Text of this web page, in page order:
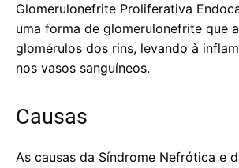
Glomerulonefrite Proliferativa
uma forma de glomerulonefrite que
glomérulos dos rins, levando à
nos vasos sanguíneos.
Causas
As causas da Síndrome Nefrótica e